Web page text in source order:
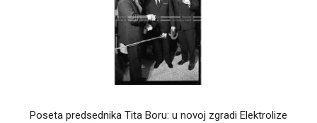
Poseta predsednika Tita Boru: u novoj zgradi Elektrolize